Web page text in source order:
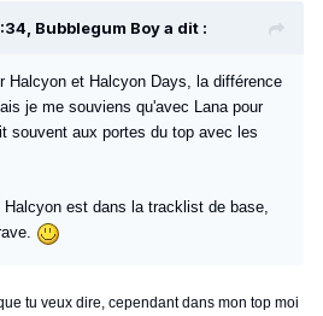
Bubblegum Boy a dit :
Halcyon et Halcyon Days, la différence
je me souviens qu'avec Lana pour
souvent aux portes du top avec les
est dans la tracklist de base,
tu veux dire, cependant dans mon top moi